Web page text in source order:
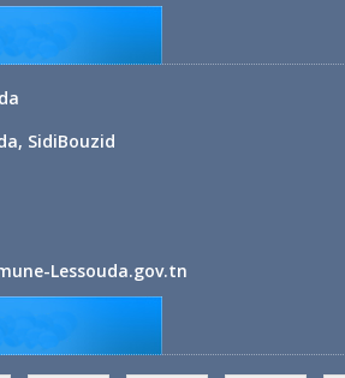
SidiBouzid
Lessouda.gov.tn